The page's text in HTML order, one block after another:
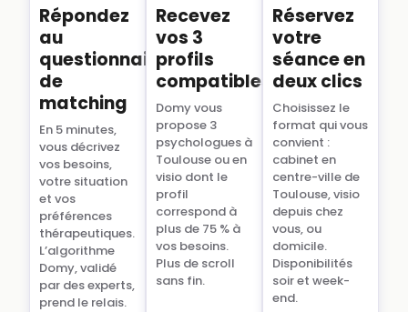
Répondez
au
questionnaire
de
matching
En 5 minutes,
vous décrivez
vos besoins,
votre situation
et vos
préférences
thérapeutiques.
L’algorithme
Domy, validé
par des experts,
prend le relais.
Recevez
vos 3
profils
compatibles
Domy vous
propose 3
psychologues à
Toulouse ou en
visio dont le
profil
correspond à
plus de 75 % à
vos besoins.
Plus de scroll
sans fin.
Réservez
votre
séance en
deux clics
Choisissez le
format qui vous
convient :
cabinet en
centre-ville de
Toulouse, visio
depuis chez
vous, ou
domicile.
Disponibilités
soir et week-
end.